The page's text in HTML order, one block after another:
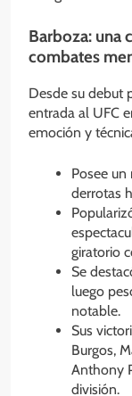
Barboza: una
combates
Desde su debut
entrada al UFC
emoción y
Posee un
derrotas
giratorio
Se
luego
notable.
Sus
Burgos,
Anthony
división.